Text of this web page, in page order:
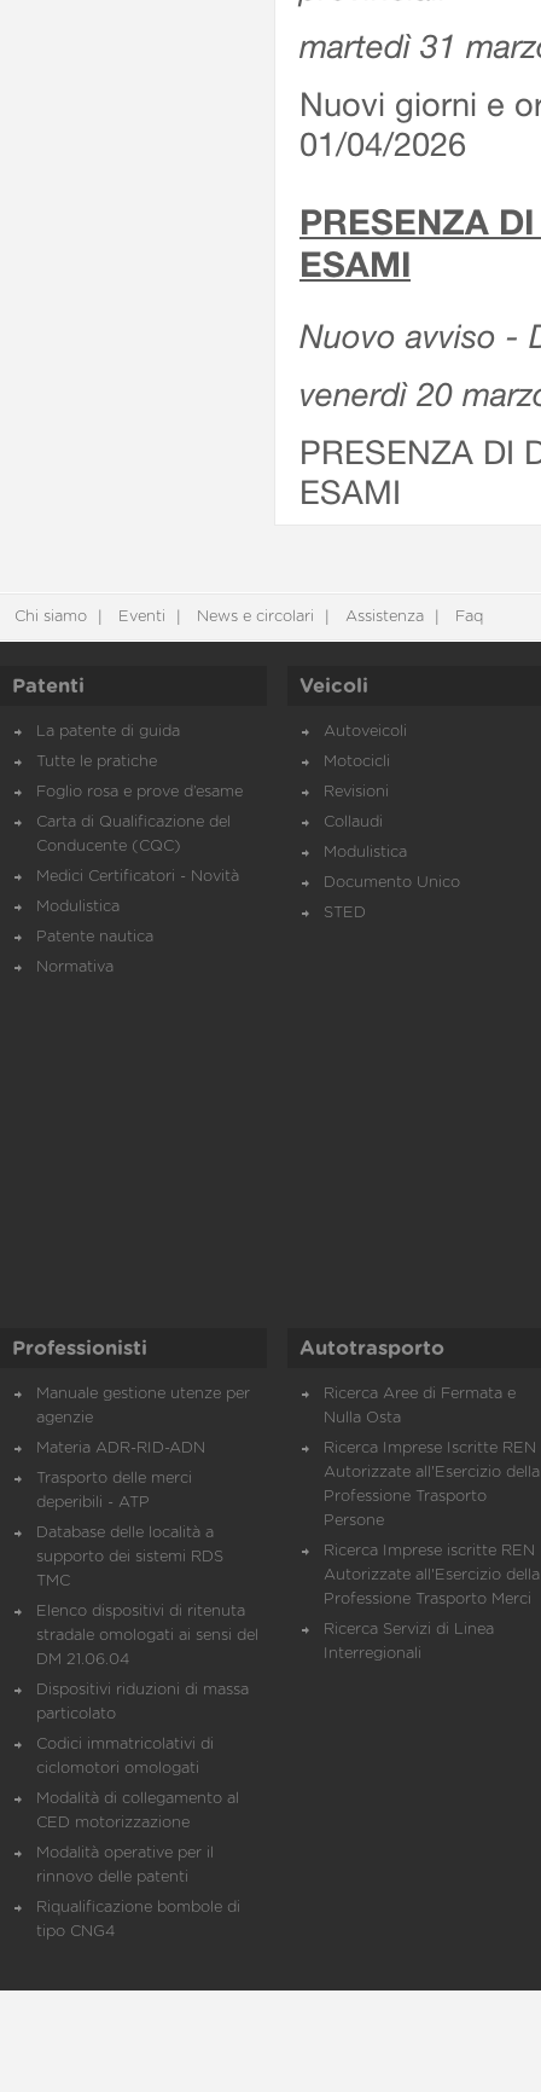
martedì 31
Nuovi giorni e
01/04/2026
PRESENZA
ESAMI
Nuovo avviso -
venerdì 20
PRESENZA DI
ESAMI
Chi siamo Eventi News e circolari Assistenza Faq
Patenti
La patente di guida
Tutte le pratiche
Foglio rosa e prove d’esame
Carta di Qualificazione del
Conducente (CQC)
Medici Certificatori - Novità
Modulistica
Patente nautica
Normativa
Veicoli
Autoveicoli
Motocicli
Revisioni
Collaudi
Modulistica
Documento Unico
STED
Professionisti
Manuale gestione utenze per
agenzie
Materia ADR-RID-ADN
Trasporto delle merci
deperibili - ATP
Database delle località a
supporto dei sistemi RDS
TMC
Elenco dispositivi di ritenuta
stradale omologati ai sensi del
DM 21.06.04
Dispositivi riduzioni di massa
particolato
Codici immatricolativi di
ciclomotori omologati
Modalità di collegamento al
CED motorizzazione
Modalità operative per il
rinnovo delle patenti
Riqualificazione bombole di
tipo CNG4
Autotrasporto
Ricerca Aree di Fermata e
Nulla Osta
Ricerca Imprese Iscritte REN
Autorizzate all'Esercizio della
Professione Trasporto
Persone
Ricerca Imprese iscritte REN
Autorizzate all'Esercizio della
Professione Trasporto Merci
Ricerca Servizi di Linea
Interregionali